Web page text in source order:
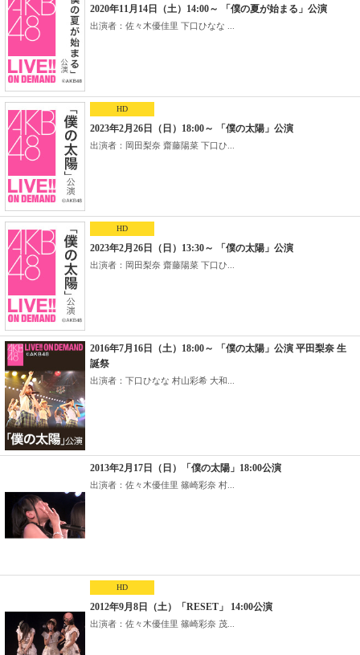
2020年11月14日（土）14:00～ 「僕の夏が始まる」公演
出演者：佐々木優佳里 下口ひなな ...
HD
2023年2月26日（日）18:00～ 「僕の太陽」公演
出演者：岡田梨奈 齋藤陽菜 下口ひ...
HD
2023年2月26日（日）13:30～ 「僕の太陽」公演
出演者：岡田梨奈 齋藤陽菜 下口ひ...
2016年7月16日（土）18:00～ 「僕の太陽」公演 平田梨奈 生
誕祭
出演者：下口ひなな 村山彩希 大和...
2013年2月17日（日）「僕の太陽」18:00公演
出演者：佐々木優佳里 篠崎彩奈 村...
HD
2012年9月8日（土）「RESET」 14:00公演
出演者：佐々木優佳里 篠崎彩奈 茂...